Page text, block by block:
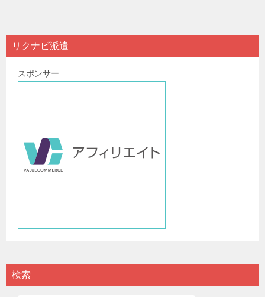
ビ
ゲ
リクナビ派遣
スポンサー
検索